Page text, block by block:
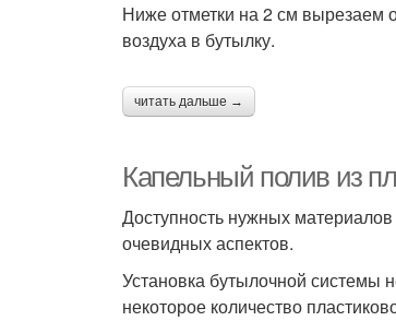
Ниже отметки на 2 см вырезаем
воздуха в бутылку.
читать дальше →
Капельный полив из
Доступность нужных
очевидных аспектов.
Установка бутылочной системы
некоторое количество